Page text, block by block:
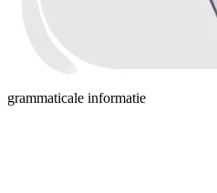
grammaticale informatie